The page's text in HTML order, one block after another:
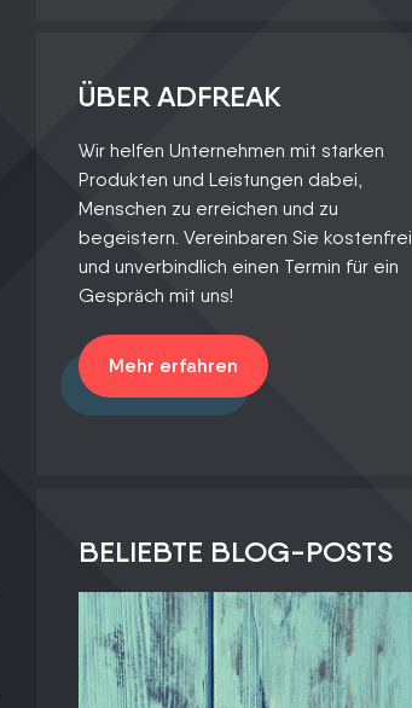
ÜBER ADFREAK
Wir helfen Unternehmen mit starken
Produkten und Leistungen dabei,
Menschen zu erreichen und zu
begeistern. Vereinbaren Sie kostenfrei
und unverbindlich einen Termin für ein
Gespräch mit uns!
Mehr erfahren
BELIEBTE BLOG-POSTS